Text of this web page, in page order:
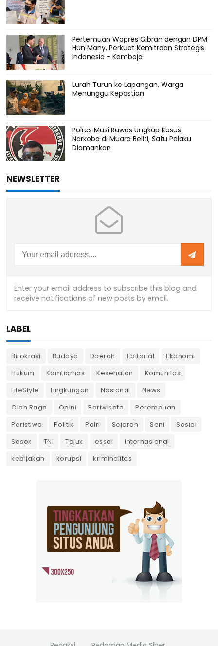
Pertemuan Wapres Gibran dengan DPM
Hun Many, Perkuat Kemitraan Strategis
Indonesia - Kamboja
Lurah Turun ke Lapangan, Warga
Menunggu Kepastian
Polres Musi Rawas Ungkap Kasus
Narkoba di Muara Beliti, Satu Pelaku
Diamankan
NEWSLETTER
LABEL
Birokrasi Budaya Daerah Editorial
Ekonomi
Hukum
Kamtibmas Kesehatan
Komunitas
LifeStyle
Lingkungan Nasional
News
Olah Raga
Opini Pariwisata
Perempuan
Peristiwa
Politik Polri Sejarah Seni
Sosial
Sosok
TNI Tajuk essai
internasional
kebijakan
korupsi kriminalitas